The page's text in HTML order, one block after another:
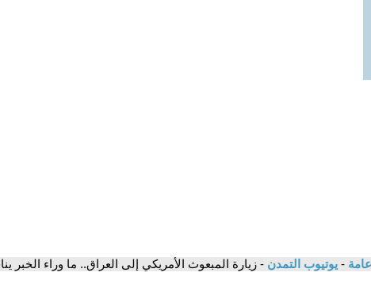
- يوتيوب التمدن - زيارة المبعوث الأمريكي إلى العراق.. ما وراء الخبر